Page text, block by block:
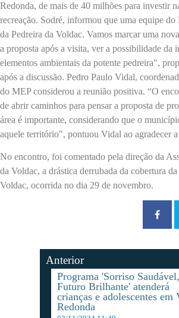
Redonda, de mais de 40 milhões para investir
recreação. Sodré, informou que uma equipe do
da Pedreira da Voldac. Vamos marcar uma
a proposta após a visita, ver a possibilidade da
elementos ambientais da potente pedreira",
após a discussão. Pedro Paulo Vidal,
do MEP considerou a reunião positiva. “O
de abrir caminhos para pensar a proposta de
área é importante, considerando que o
aquele território", pontuou Vidal ao agradecer
No encontro, foi comentado pela direção da
da Voldac, a drástica derrubada da cobertura
Voldac, ocorrida no dia 29 de novembro.
Anterior
Programa 'Sorriso Saudável,
Futuro Brilhante' atenderá
crianças e adolescentes em
Redonda